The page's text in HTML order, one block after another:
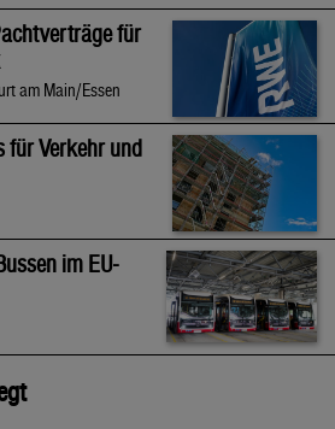
für
am Main/Essen
für Verkehr und
im EU-